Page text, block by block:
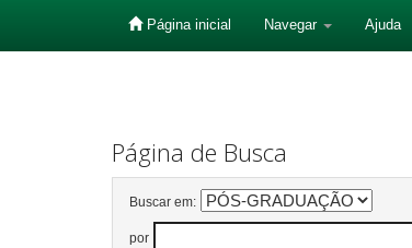
Página inicial Navegar Ajuda
Página de Busca
Buscar em:
por